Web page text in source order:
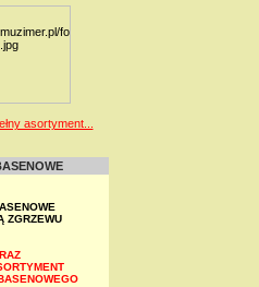
asortyment...
ZGRZEWU